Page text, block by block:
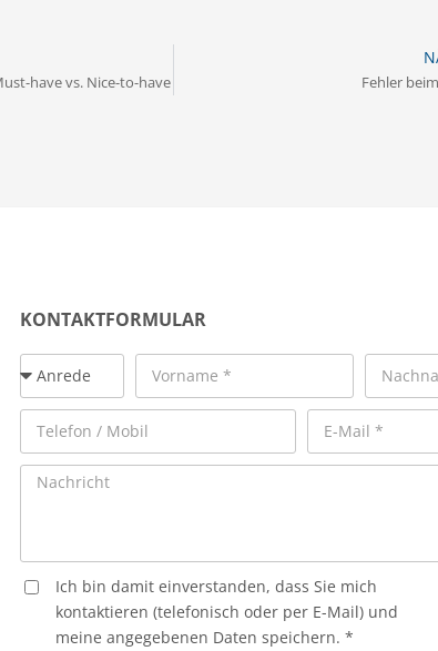
have vs. Nice-to-have Fehler
KONTAKTFORMULAR
Ich bin damit einverstanden, dass Sie mich
kontaktieren (telefonisch oder per E-Mail) und
meine angegebenen Daten speichern. *